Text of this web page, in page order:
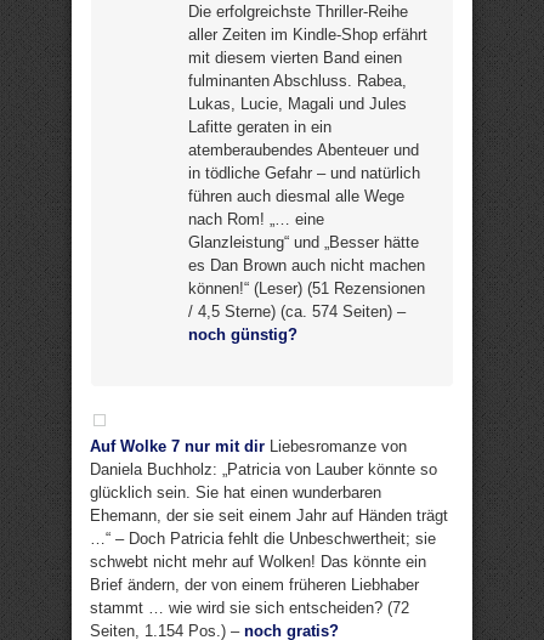
Die erfolgreichste Thriller-Reihe
aller Zeiten im Kindle-Shop erfährt
mit diesem vierten Band einen
fulminanten Abschluss. Rabea,
Lukas, Lucie, Magali und Jules
Lafitte geraten in ein
atemberaubendes Abenteuer und
in tödliche Gefahr – und natürlich
führen auch diesmal alle Wege
nach Rom! „… eine
Glanzleistung“ und „Besser hätte
es Dan Brown auch nicht machen
können!“ (Leser) (51 Rezensionen
/ 4,5 Sterne) (ca. 574 Seiten) –
noch günstig?
Auf Wolke 7 nur mit dir Liebesromanze von
Daniela Buchholz: „Patricia von Lauber könnte so
glücklich sein. Sie hat einen wunderbaren
Ehemann, der sie seit einem Jahr auf Händen trägt
…“ – Doch Patricia fehlt die Unbeschwertheit; sie
schwebt nicht mehr auf Wolken! Das könnte ein
Brief ändern, der von einem früheren Liebhaber
stammt … wie wird sie sich entscheiden? (72
Seiten, 1.154 Pos.) – noch gratis?